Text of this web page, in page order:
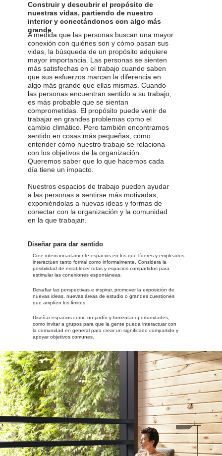
A medida que las personas buscan una mayor
conexión con quiénes son y cómo pasan sus
vidas, la búsqueda de un propósito adquiere
mayor importancia. Las personas se sienten
más satisfechas en el trabajo cuando saben
que sus esfuerzos marcan la diferencia en
algo más grande que ellas mismas. Cuando
las personas encuentran sentido a su trabajo,
es más probable que se sientan
comprometidas. El propósito puede venir de
trabajar en grandes problemas como el
cambio climático. Pero también encontramos
sentido en cosas más pequeñas, como
entender cómo nuestro trabajo se relaciona
con los objetivos de la organización.
Queremos saber que lo que hacemos cada
día tiene un impacto.
Nuestros espacios de trabajo pueden ayudar
a las personas a sentirse más motivadas,
exponiéndolas a nuevas ideas y formas de
conectar con la organización y la comunidad
en la que trabajan.
Construir y descubrir el propósito de
nuestras vidas, partiendo de nuestro
interior y conectándonos con algo más
grande
Diseñar para dar sentido
Cree intencionadamente espacios en los que líderes y empleados
interactúen tanto formal como informalmente. Considera la
posibilidad de establecer rutas y espacios compartidos para
estimular las conexiones espontáneas.
Diseñar espacios como un jardín y fomentar oportunidades,
como invitar a grupos para que la gente pueda interactuar con
la comunidad en general para crear un significado compartido y
apoyar objetivos comunes.
Desafiar las perspectivas e inspirar, promover la exposición de
nuevas ideas, nuevas áreas de estudio o grandes cuestiones
que amplíen los límites.
Headers